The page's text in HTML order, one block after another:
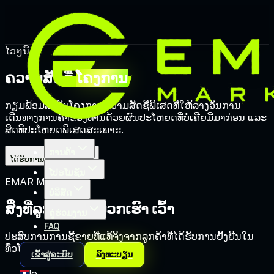
FAQ
ເຂົ້າສູ່ລະບົບ ລົງທະບຽນ
ໄວໆນີ້
ຄວາມສັດຊື່ໂຄງການ
ກຽມພ້ອມສຳລັບໂຄງການຄວາມສັດຊື່ພິເສດທີ່ໃຫ້ລາງວັນການ
ເດີນທາງການຄ້າຂອງທ່ານດ້ວຍຜົນປະໂຫຍດທີ່ບໍ່ເຄີຍມີມາກ່ອນ ແລະ
ສິດທິປະໂຫຍດພິເສດສະເພາະ.
ໄດ້ຮັບການແຈ້ງເຕືອນ
EMAR MARKETS
ສິ່ງທີ່ລູກຄ້າຂອງພວກເຮົາ ເວົ້າ
ປະສົບການການຊື້ຂາຍທີ່ແທ້ຈິງຈາກລູກຄ້າທີ່ໄດ້ຮັບການຢັ້ງຢືນໃນ
ທົ່ວໂລກ.